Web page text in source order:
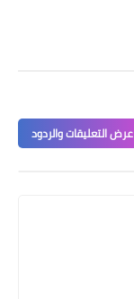
عرض التعليقات والردود